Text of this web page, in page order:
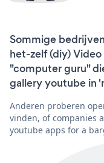
Sommige
het-zelf (diy)
"computer guru"
gallery youtube in
Anderen proberen
vinden, of companies
youtube apps for a